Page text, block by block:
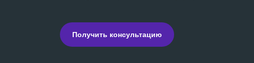
Получить консультацию